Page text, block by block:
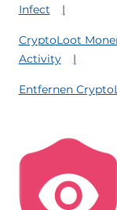
Infect
CryptoLoot
Activity
Entfernen